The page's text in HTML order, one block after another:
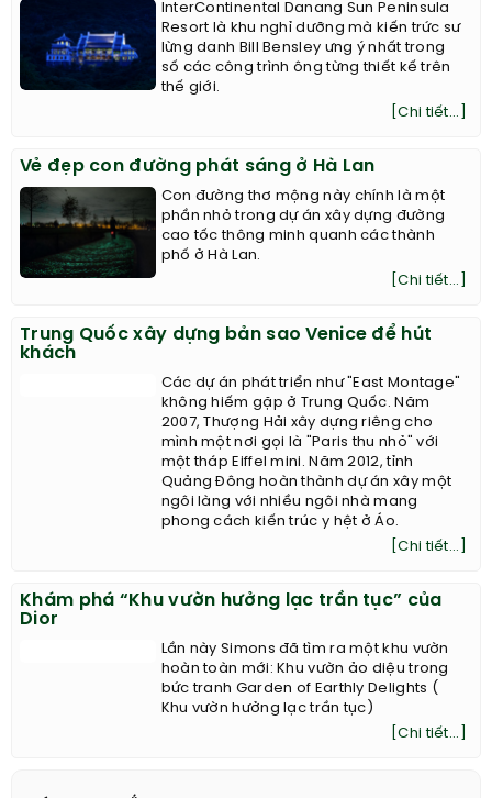
InterContinental Danang Sun Peninsula
Resort là khu nghỉ dưỡng mà kiến trức sư
lừng danh Bill Bensley ưng ý nhất trong
số các công trình ông từng thiết kế trên
thế giới.
[Chi tiết...]
Vẻ đẹp con đường phát sáng ở Hà Lan
Con đường thơ mộng này chính là một
phần nhỏ trong dự án xây dựng đường
cao tốc thông minh quanh các thành
phố ở Hà Lan.
[Chi tiết...]
Trung Quốc xây dựng bản sao Venice để hút
khách
Các dự án phát triển như "East Montage"
không hiếm gặp ở Trung Quốc. Năm
2007, Thượng Hải xây dựng riêng cho
mình một nơi gọi là "Paris thu nhỏ" với
một tháp Eiffel mini. Năm 2012, tỉnh
Quảng Đông hoàn thành dự án xây một
ngôi làng với nhiều ngôi nhà mang
phong cách kiến trúc y hệt ở Áo.
[Chi tiết...]
Khám phá “Khu vườn hưởng lạc trần tục” của
Dior
Lần này Simons đã tìm ra một khu vườn
hoàn toàn mới: Khu vườn ảo diệu trong
bức tranh Garden of Earthly Delights (
Khu vườn hưởng lạc trần tục)
[Chi tiết...]